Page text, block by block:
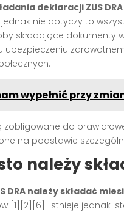
deklaracji ZUS
jednak nie dotyczy to
składające dokumenty
ubezpieczeniu
wypełnić przy
do
na podstawie
należy
DRA należy składać
[1][2][6] . Istnieje jednak